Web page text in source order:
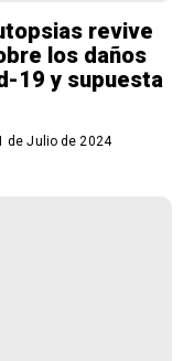
revive
los daños
19 y supuesta
de Julio de 2024